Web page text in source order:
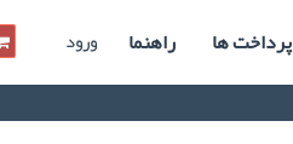
پرداخت ها راهنما ورود